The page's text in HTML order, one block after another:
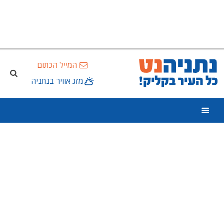
המייל הכתום
מזג אוויר בנתניה